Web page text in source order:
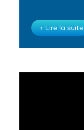
+ Lire la suite